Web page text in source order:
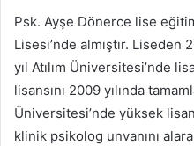
Psk. Ayşe Dönerce lise
Lisesi’nde almıştır. Liseden
yıl Atılım Üniversitesi’nde
lisansını 2009 yılında
Üniversitesi’nde yüksek
klinik psikolog unvanını